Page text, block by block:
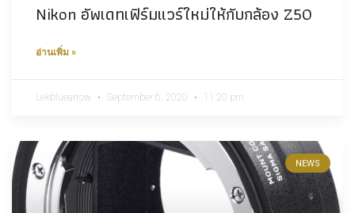
Nikon อัพเดทเฟิร์มแวร์ใหม่ให้กับกล้อง Z50
อ่านเพิ่ม »
Lekbluearrow September 6, 2020 11:20 pm
NEWS